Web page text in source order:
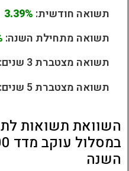
תשואה חודשית: 3.39%
תשואה מתחילת השנה:
תשואה מצטברת 3 שנים:
תשואה מצטברת 5 שנים:
השוואת תשואות
השנה